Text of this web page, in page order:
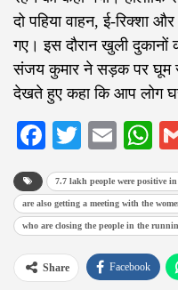
दो पहिया वाहन, ई-रिक्शा
गए। इस दौरान खुली दुकानों
संजय कुमार ने सड़क पर घूम
देखते हुए कहा कि आप लोग
Facebook
Twitter
7.7 lakh people were positive
are also getting a meeting with the
who are closing the people in the
Share Facebook